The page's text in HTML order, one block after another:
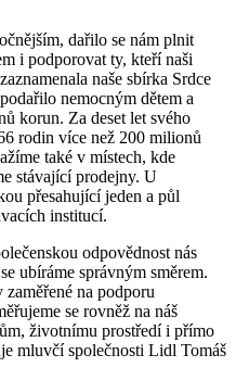
dařilo se nám plnit
i podporovat ty, kteří naši
naše sbírka Srdce
nemocným dětem a
korun. Za deset let svého
rodin více než 200 milionů
také v místech, kde
stávající prodejny. U
přesahující jeden a půl
institucí.
odpovědnost nás
ubíráme správným směrem.
na podporu
se rovněž na náš
životnímu prostředí i přímo
mluvčí společnosti Lidl Tomáš